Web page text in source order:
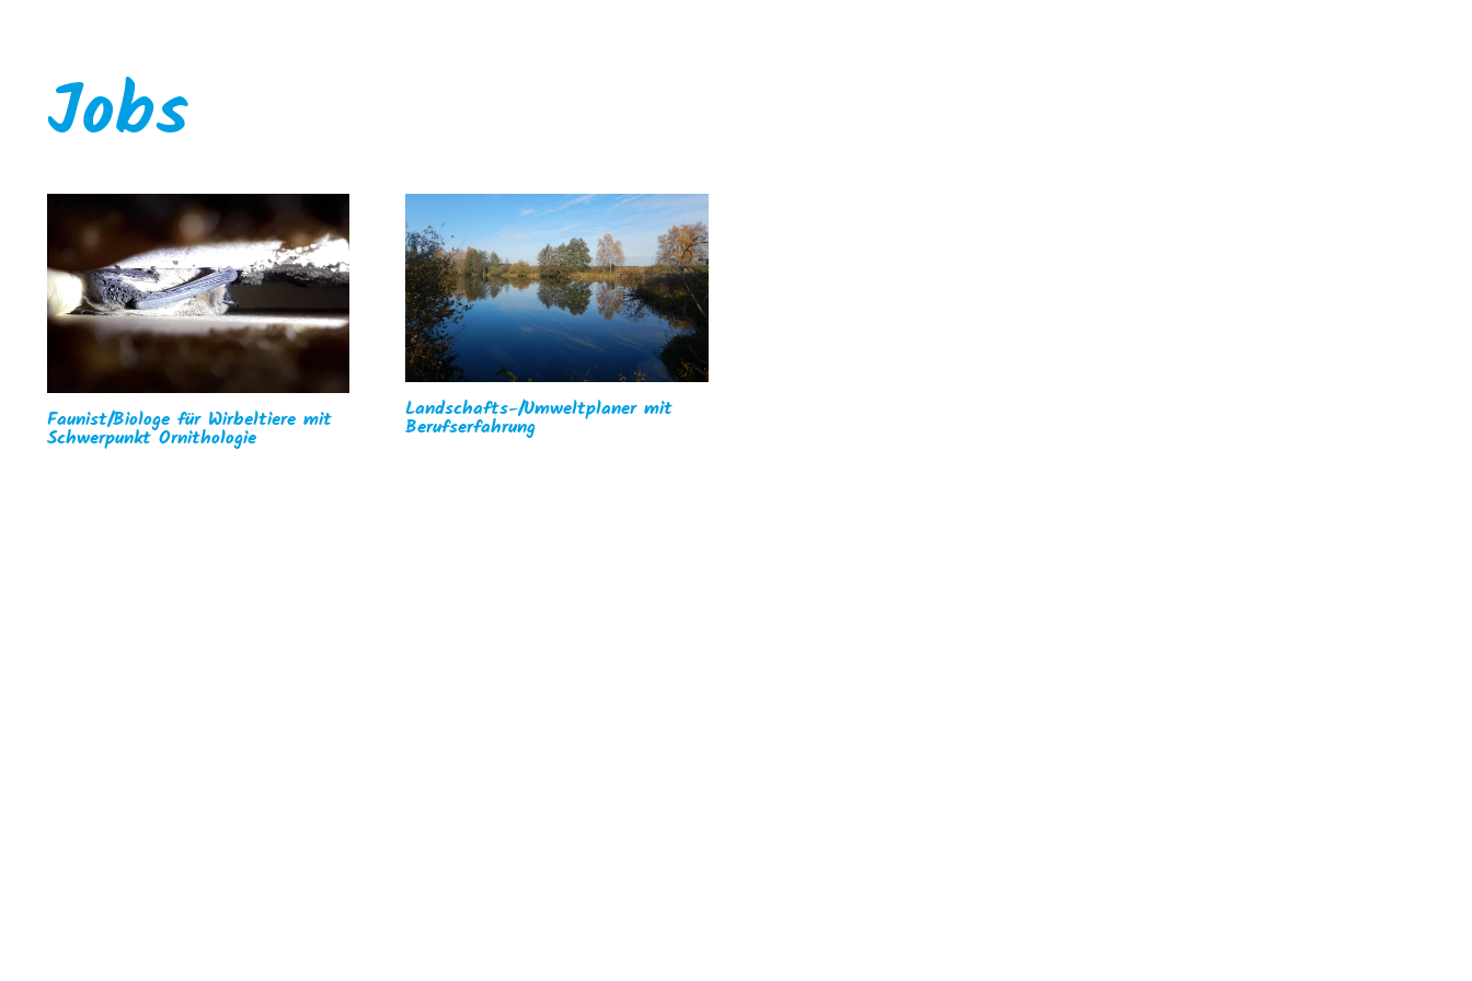
Jobs
Faunist/Biologe für Wirbeltiere mit
Schwerpunkt Ornithologie
Landschafts-/Umweltplaner mit
Berufserfahrung